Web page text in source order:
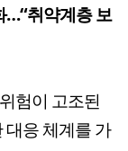
…“취약계층 보
험이 고조된
대응 체계를 가